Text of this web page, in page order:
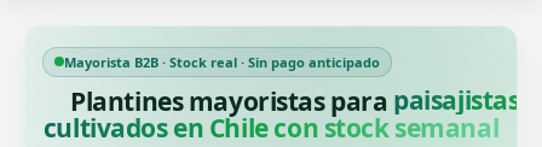
Mayorista B2B · Stock real · Sin pago anticipado
Plantines mayoristas para
cultivados en Chile con stock semanal